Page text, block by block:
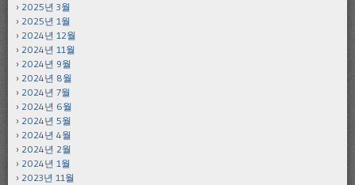
2025년 3월
2025년 1월
2024년 12월
2024년 11월
2024년 9월
2024년 8월
2024년 7월
2024년 6월
2024년 5월
2024년 4월
2024년 2월
2024년 1월
2023년 11월